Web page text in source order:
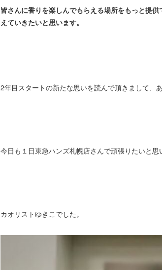
皆さんに香りを楽しんでもらえる場所をもっと提
えていきたいと思います。
2年目スタートの新たな思いを読んで頂きまして、
今日も１日東急ハンズ札幌店さんで頑張りたいと思
カオリストゆきこでした。